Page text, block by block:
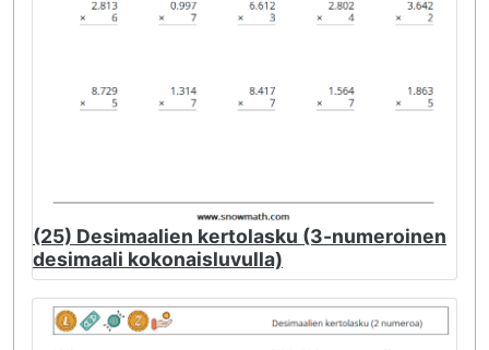
(25) Desimaalien kertolasku (3-numeroinen
desimaali kokonaisluvulla)